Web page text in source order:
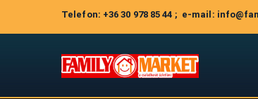
Telefon: +36 30 978 85 44 ; e-mail: